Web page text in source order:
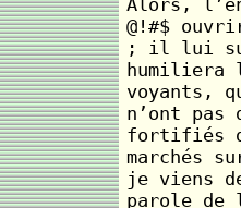
Alors,
@!#$
; il lui
humiliera
voyants,
n’ont
fortifiés
marchés
je viens
parole de